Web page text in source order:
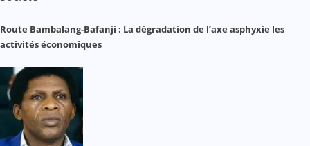
Route Bambalang-Bafanji : La dégradation de l’axe asphyxie les
activités économiques